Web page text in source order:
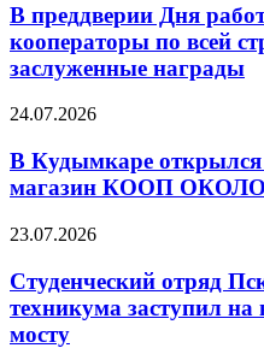
В преддверии Дня
кооператоры по всей
заслуженные награды
24.07.2026
В Кудымкаре
магазин КООП ОКОЛО
23.07.2026
Студенческий отряд
техникума заступил
мосту